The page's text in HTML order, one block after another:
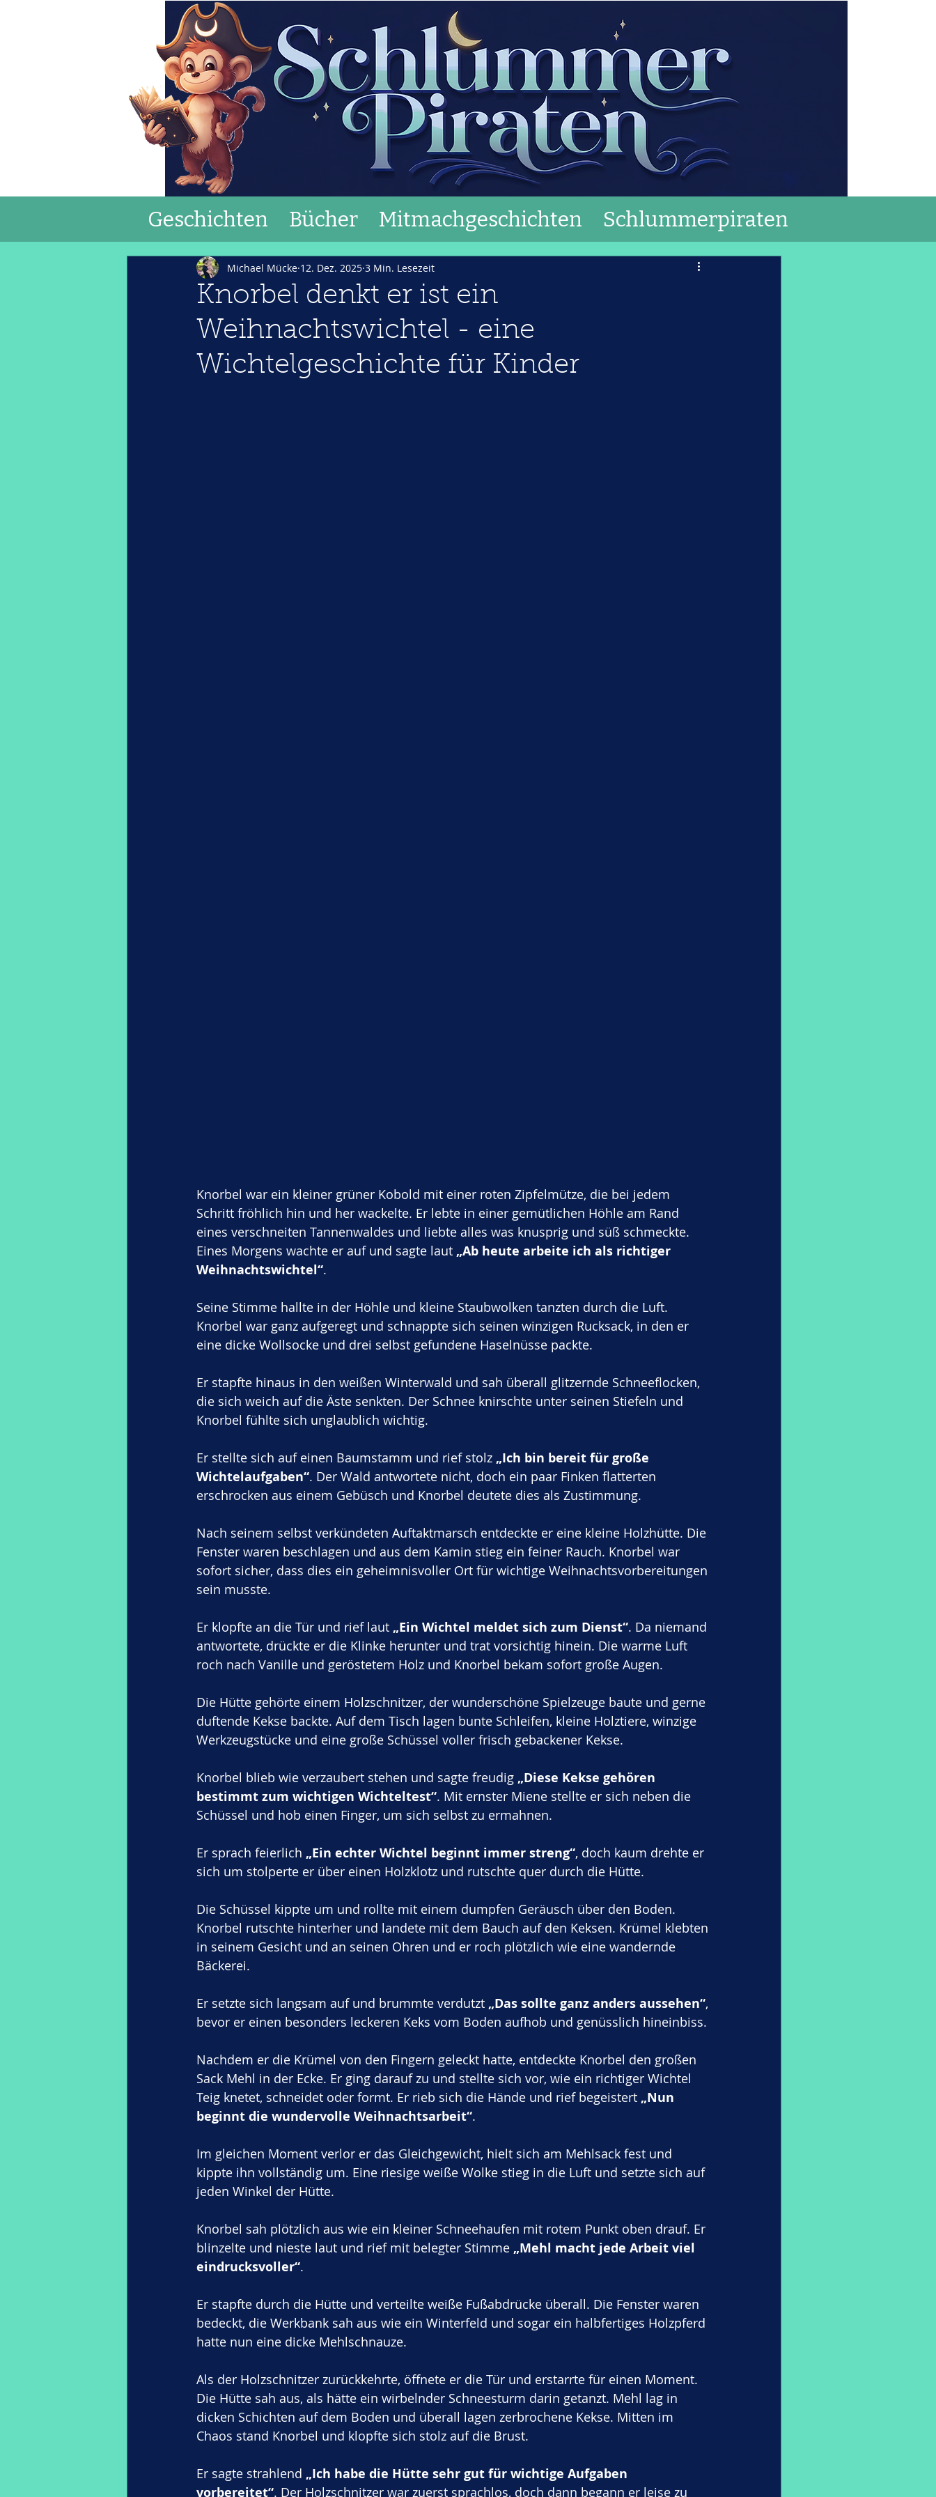
Geschichten Bücher Mitmachgeschichten Schlummerpiraten
Knorbel denkt er ist ein
Weihnachtswichtel - eine
Wichtelgeschichte für Kinder
Michael Mücke 12. Dez. 2025 3 Min. Lesezeit
Knorbel war ein kleiner grüner Kobold mit einer roten Zipfelmütze, die bei jedem
Schritt fröhlich hin und her wackelte. Er lebte in einer gemütlichen Höhle am Rand
eines verschneiten Tannenwaldes und liebte alles was knusprig und süß schmeckte.
Eines Morgens wachte er auf und sagte laut „Ab heute arbeite ich als richtiger
Weihnachtswichtel“.
Seine Stimme hallte in der Höhle und kleine Staubwolken tanzten durch die Luft.
Knorbel war ganz aufgeregt und schnappte sich seinen winzigen Rucksack, in den er
eine dicke Wollsocke und drei selbst gefundene Haselnüsse packte.
Er stapfte hinaus in den weißen Winterwald und sah überall glitzernde Schneeflocken,
die sich weich auf die Äste senkten. Der Schnee knirschte unter seinen Stiefeln und
Knorbel fühlte sich unglaublich wichtig.
Er stellte sich auf einen Baumstamm und rief stolz „Ich bin bereit für große
Wichtelaufgaben“. Der Wald antwortete nicht, doch ein paar Finken flatterten
erschrocken aus einem Gebüsch und Knorbel deutete dies als Zustimmung.
Nach seinem selbst verkündeten Auftaktmarsch entdeckte er eine kleine Holzhütte. Die
Fenster waren beschlagen und aus dem Kamin stieg ein feiner Rauch. Knorbel war
sofort sicher, dass dies ein geheimnisvoller Ort für wichtige Weihnachtsvorbereitungen
sein musste.
Er klopfte an die Tür und rief laut „Ein Wichtel meldet sich zum Dienst“. Da niemand
antwortete, drückte er die Klinke herunter und trat vorsichtig hinein. Die warme Luft
roch nach Vanille und geröstetem Holz und Knorbel bekam sofort große Augen.
Die Hütte gehörte einem Holzschnitzer, der wunderschöne Spielzeuge baute und gerne
duftende Kekse backte. Auf dem Tisch lagen bunte Schleifen, kleine Holztiere, winzige
Werkzeugstücke und eine große Schüssel voller frisch gebackener Kekse.
Knorbel blieb wie verzaubert stehen und sagte freudig „Diese Kekse gehören
bestimmt zum wichtigen Wichteltest“. Mit ernster Miene stellte er sich neben die
Schüssel und hob einen Finger, um sich selbst zu ermahnen.
Er sprach feierlich „Ein echter Wichtel beginnt immer streng“, doch kaum drehte er
sich um stolperte er über einen Holzklotz und rutschte quer durch die Hütte.
Die Schüssel kippte um und rollte mit einem dumpfen Geräusch über den Boden.
Knorbel rutschte hinterher und landete mit dem Bauch auf den Keksen. Krümel klebten
in seinem Gesicht und an seinen Ohren und er roch plötzlich wie eine wandernde
Bäckerei.
Er setzte sich langsam auf und brummte verdutzt „Das sollte ganz anders aussehen“,
bevor er einen besonders leckeren Keks vom Boden aufhob und genüsslich hineinbiss.
Nachdem er die Krümel von den Fingern geleckt hatte, entdeckte Knorbel den großen
Sack Mehl in der Ecke. Er ging darauf zu und stellte sich vor, wie ein richtiger Wichtel
Teig knetet, schneidet oder formt. Er rieb sich die Hände und rief begeistert „Nun
beginnt die wundervolle Weihnachtsarbeit“.
Im gleichen Moment verlor er das Gleichgewicht, hielt sich am Mehlsack fest und
kippte ihn vollständig um. Eine riesige weiße Wolke stieg in die Luft und setzte sich auf
jeden Winkel der Hütte.
Knorbel sah plötzlich aus wie ein kleiner Schneehaufen mit rotem Punkt oben drauf. Er
blinzelte und nieste laut und rief mit belegter Stimme „Mehl macht jede Arbeit viel
eindrucksvoller“.
Er stapfte durch die Hütte und verteilte weiße Fußabdrücke überall. Die Fenster waren
bedeckt, die Werkbank sah aus wie ein Winterfeld und sogar ein halbfertiges Holzpferd
hatte nun eine dicke Mehlschnauze.
Als der Holzschnitzer zurückkehrte, öffnete er die Tür und erstarrte für einen Moment.
Die Hütte sah aus, als hätte ein wirbelnder Schneesturm darin getanzt. Mehl lag in
dicken Schichten auf dem Boden und überall lagen zerbrochene Kekse. Mitten im
Chaos stand Knorbel und klopfte sich stolz auf die Brust.
Er sagte strahlend „Ich habe die Hütte sehr gut für wichtige Aufgaben
vorbereitet“. Der Holzschnitzer war zuerst sprachlos, doch dann begann er leise zu